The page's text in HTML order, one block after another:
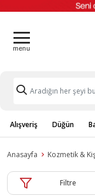
Alışveriş Düğün
Anasayfa Kozmetik &
Filtre